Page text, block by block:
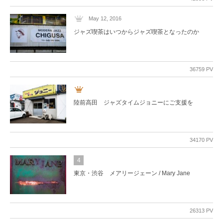
May 12, 2016
ジャズ喫茶はいつからジャズ喫茶となったのか
36759 PV
陸前高田 ジャズタイムジョニーにご支援を
34170 PV
4
東京・渋谷 メアリージェーン / Mary Jane
26313 PV